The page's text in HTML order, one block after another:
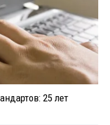
25 лет